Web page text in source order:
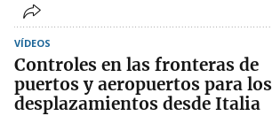
VÍDEOS
Controles en las fronteras de
puertos y aeropuertos para los
desplazamientos desde Italia